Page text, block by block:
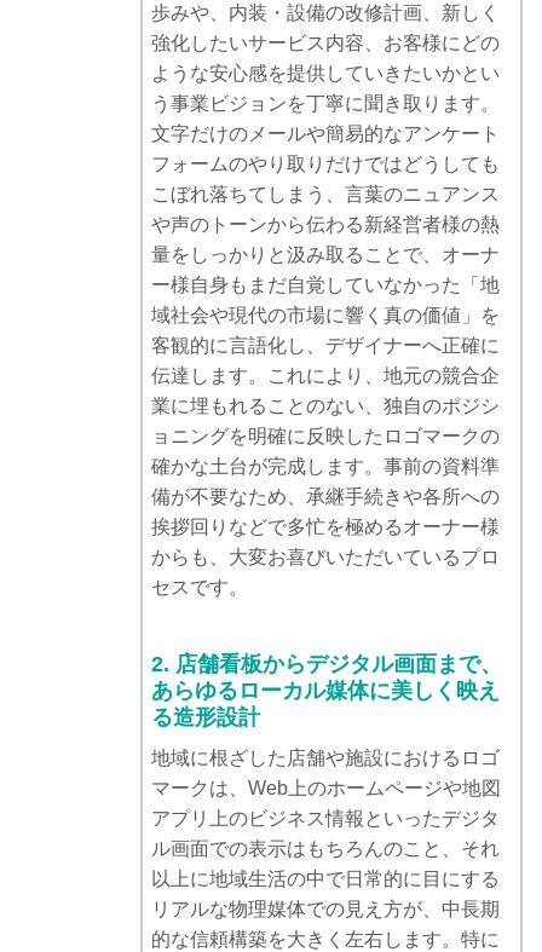
歩みや、内装・設備の改修計画、新しく
強化したいサービス内容、お客様にどの
ような安心感を提供していきたいかとい
う事業ビジョンを丁寧に聞き取ります。
文字だけのメールや簡易的なアンケート
フォームのやり取りだけではどうしても
こぼれ落ちてしまう、言葉のニュアンス
や声のトーンから伝わる新経営者様の熱
量をしっかりと汲み取ることで、オーナ
ー様自身もまだ自覚していなかった「地
域社会や現代の市場に響く真の価値」を
客観的に言語化し、デザイナーへ正確に
伝達します。これにより、地元の競合企
業に埋もれることのない、独自のポジシ
ョニングを明確に反映したロゴマークの
確かな土台が完成します。事前の資料準
備が不要なため、承継手続きや各所への
挨拶回りなどで多忙を極めるオーナー様
からも、大変お喜びいただいているプロ
セスです。
2. 店舗看板からデジタル画面まで、
あらゆるローカル媒体に美しく映え
る造形設計
地域に根ざした店舗や施設におけるロゴ
マークは、Web上のホームページや地図
アプリ上のビジネス情報といったデジタ
ル画面での表示はもちろんのこと、それ
以上に地域生活の中で日常的に目にする
リアルな物理媒体での見え方が、中長期
的な信頼構築を大きく左右します。特に